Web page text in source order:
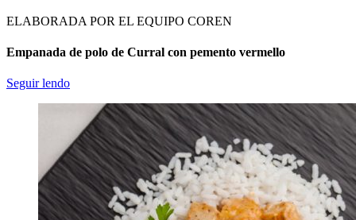
ELABORADA POR EL EQUIPO COREN
Empanada de polo de Curral con pemento vermello
Seguir lendo